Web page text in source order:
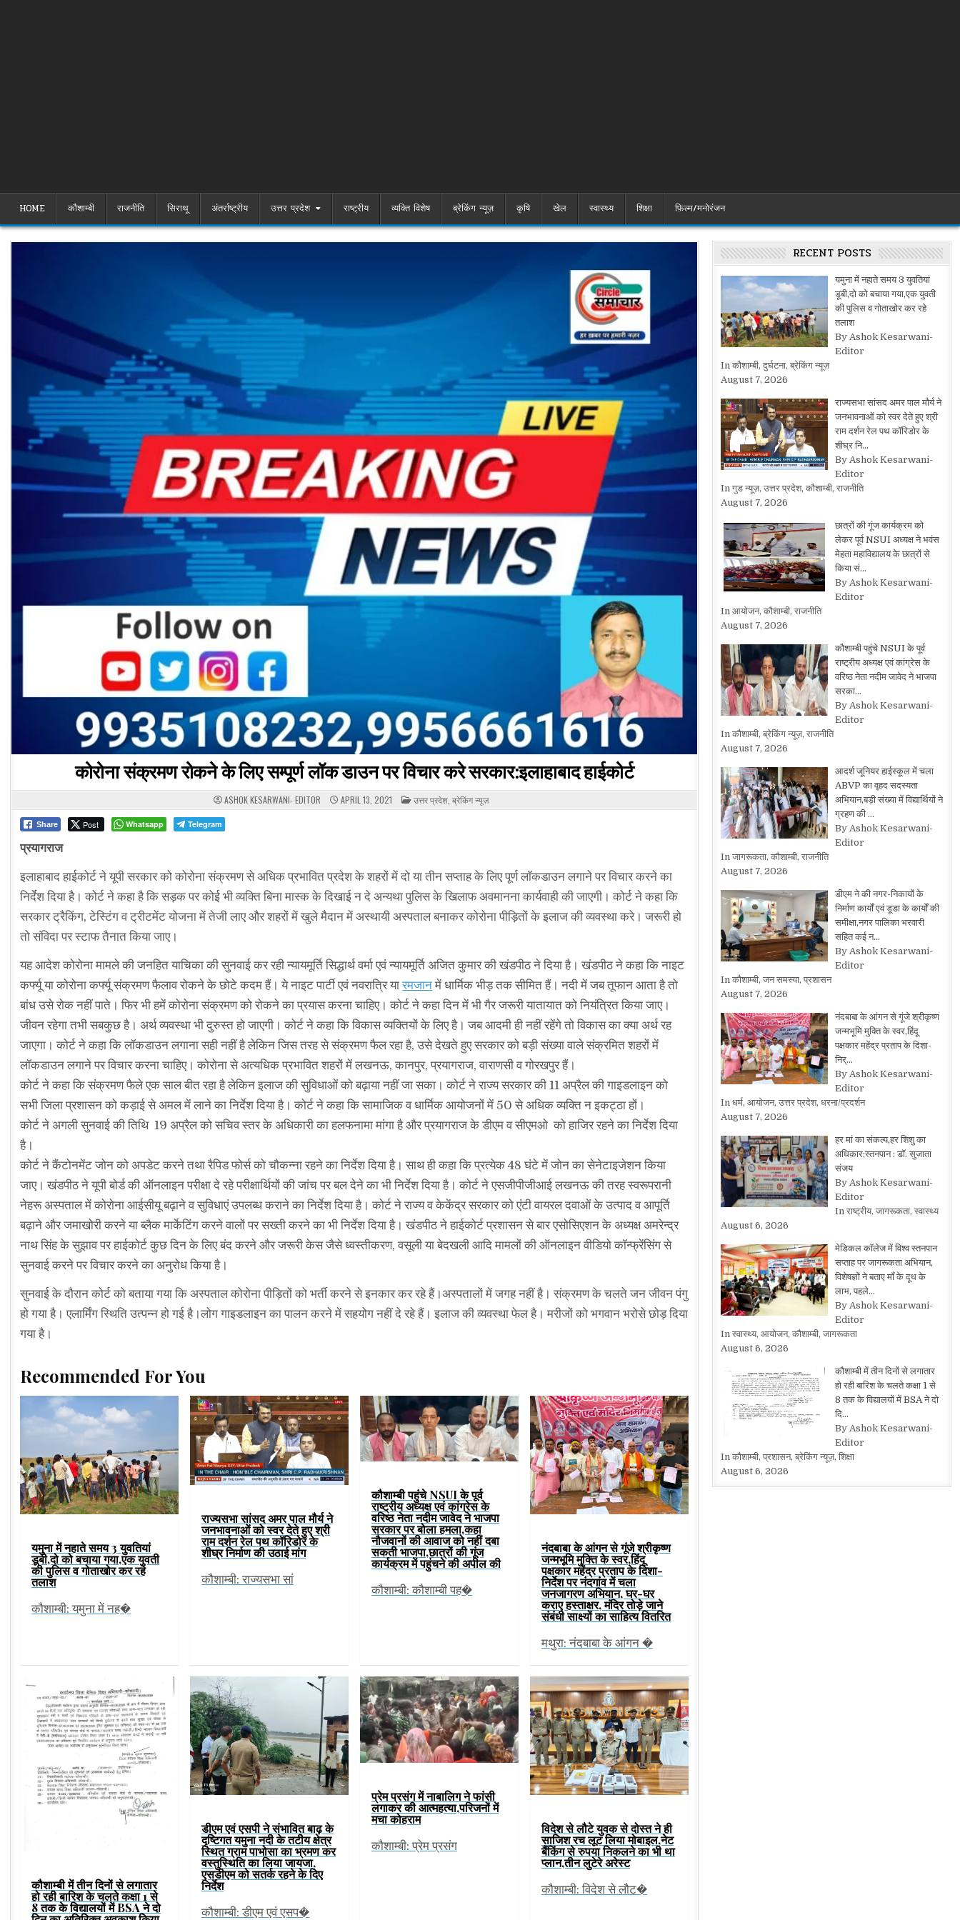
HOME कौशाम्बी राजनीति सिराथू अंतर्राष्ट्रीय उत्तर प्रदेश राष्ट्रीय व्यक्ति विशेष ब्रेकिंग न्यूज़ कृषि खेल स्वास्थ्य शिक्षा फ़िल्म/मनोरंजन
कोरोना संक्रमण रोकने के लिए सम्पूर्ण लॉक डाउन पर विचार करे सरकार:इलाहाबाद हाईकोर्ट
ASHOK KESARWANI- EDITOR APRIL 13, 2021 POSTED
IN
उत्तर प्रदेश, ब्रेकिंग न्यूज़
Share Post Whatsapp Telegram
प्रयागराज
इलाहाबाद हाईकोर्ट ने यूपी सरकार को कोरोना संक्रमण से अधिक प्रभावित प्रदेश के शहरों में दो या तीन सप्ताह के लिए पूर्ण लॉकडाउन लगाने पर विचार करने का
निर्देश दिया है। कोर्ट ने कहा है कि सड़क पर कोई भी व्यक्ति बिना मास्क के दिखाई न दे अन्यथा पुलिस के खिलाफ अवमानना कार्यवाही की जाएगी। कोर्ट ने कहा कि
सरकार ट्रैकिंग, टेस्टिंग व ट्रीटमेंट योजना में तेजी लाए और शहरों में खुले मैदान में अस्थायी अस्पताल बनाकर कोरोना पीड़ितों के इलाज की व्यवस्था करे। जरूरी हो
तो संविदा पर स्टाफ तैनात किया जाए।
यह आदेश कोरोना मामले की जनहित याचिका की सुनवाई कर रही न्यायमूर्ति सिद्धार्थ वर्मा एवं न्यायमूर्ति अजित कुमार की खंडपीठ ने दिया है। खंडपीठ ने कहा कि नाइट
कर्फ्यू या कोरोना कर्फ्यू संक्रमण फैलाव रोकने के छोटे कदम हैं। ये नाइट पार्टी एवं नवरात्रि यारमजानमें धार्मिक भीड़ तक सीमित हैं। नदी में जब तूफान आता है तो
बांध उसे रोक नहीं पाते। फिर भी हमें कोरोना संक्रमण को रोकने का प्रयास करना चाहिए। कोर्ट ने कहा दिन में भी गैर जरूरी यातायात को नियंत्रित किया जाए।
जीवन रहेगा तभी सबकुछ है। अर्थ व्यवस्था भी दुरुस्त हो जाएगी। कोर्ट ने कहा कि विकास व्यक्तियों के लिए है। जब आदमी ही नहीं रहेंगे तो विकास का क्या अर्थ रह
जाएगा। कोर्ट ने कहा कि लॉकडाउन लगाना सही नहीं है लेकिन जिस तरह से संक्रमण फैल रहा है, उसे देखते हुए सरकार को बड़ी संख्या वाले संक्रमित शहरों में
लॉकडाउन लगाने पर विचार करना चाहिए। कोरोना से अत्यधिक प्रभावित शहरों में लखनऊ, कानपुर, प्रयागराज, वाराणसी व गोरखपुर हैं।
कोर्ट ने कहा कि संक्रमण फैले एक साल बीत रहा है लेकिन इलाज की सुविधाओं को बढ़ाया नहीं जा सका। कोर्ट ने राज्य सरकार की 11 अप्रैल की गाइडलाइन को
सभी जिला प्रशासन को कड़ाई से अमल में लाने का निर्देश दिया है। कोर्ट ने कहा कि सामाजिक व धार्मिक आयोजनों में 50 से अधिक व्यक्ति न इकट्ठा हों।
कोर्ट ने अगली सुनवाई की तिथि 19 अप्रैल को सचिव स्तर के अधिकारी का हलफनामा मांगा है और प्रयागराज के डीएम व सीएमओ को हाजिर रहने का निर्देश दिया
है।
कोर्ट ने कैंटोनमेंट जोन को अपडेट करने तथा रैपिड फोर्स को चौकन्ना रहने का निर्देश दिया है। साथ ही कहा कि प्रत्येक 48 घंटे में जोन का सेनेटाइजेशन किया
जाए। खंडपीठ ने यूपी बोर्ड की ऑनलाइन परीक्षा दे रहे परीक्षार्थियों की जांच पर बल देने का भी निर्देश दिया है। कोर्ट ने एसजीपीजीआई लखनऊ की तरह स्वरूपरानी
नेहरू अस्पताल में कोरोना आईसीयू बढ़ाने व सुविधाएं उपलब्ध कराने का निर्देश दिया है। कोर्ट ने राज्य व केकेंद्र सरकार को एंटी वायरल दवाओं के उत्पाद व आपूर्ति
बढ़ाने और जमाखोरी करने या ब्लैक मार्केटिंग करने वालों पर सख्ती करने का भी निर्देश दिया है। खंडपीठ ने हाईकोर्ट प्रशासन से बार एसोसिएशन के अध्यक्ष अमरेन्द्र
नाथ सिंह के सुझाव पर हाईकोर्ट कुछ दिन के लिए बंद करने और जरूरी केस जैसे ध्वस्तीकरण, वसूली या बेदखली आदि मामलों की ऑनलाइन वीडियो कॉन्फ्रेंसिंग से
सुनवाई करने पर विचार करने का अनुरोध किया है।
सुनवाई के दौरान कोर्ट को बताया गया कि अस्पताल कोरोना पीड़ितों को भर्ती करने से इनकार कर रहे हैं।अस्पतालों में जगह नहीं है। संक्रमण के चलते जन जीवन पंगु
हो गया है। एलार्मिंग स्थिति उत्पन्न हो गई है।लोग गाइडलाइन का पालन करने में सहयोग नहीं दे रहे हैं। इलाज की व्यवस्था फेल है। मरीजों को भगवान भरोसे छोड़ दिया
गया है।
Recommended For You
यमुना में नहाते समय 3 युवतियां
डूबी,दो को बचाया गया,एक युवती
की पुलिस व गोताखोर कर रहे
तलाश
कौशाम्बी: यमुना में नह�
राज्यसभा सांसद अमर पाल मौर्य ने
जनभावनाओं को स्वर देते हुए श्री
राम दर्शन रेल पथ कॉरिडोर के
शीघ्र निर्माण की उठाई मांग
कौशाम्बी: राज्यसभा सां
कौशाम्बी पहुंचे NSUI के पूर्व
राष्ट्रीय अध्यक्ष एवं कांग्रेस के
वरिष्ठ नेता नदीम जावेद ने भाजपा
सरकार पर बोला हमला,कहा
नौजवानों की आवाज को नहीं दबा
सकती भाजपा,छात्रों की गूंज
कार्यक्रम में पहुंचने की अपील की
कौशाम्बी: कौशाम्बी पह�
नंदबाबा के आंगन से गूंजे श्रीकृष्ण
जन्मभूमि मुक्ति के स्वर,हिंदू
पक्षकार महेंद्र प्रताप के दिशा-
निर्देश पर नंदगांव में चला
जनजागरण अभियान, घर-घर
कराए हस्ताक्षर, मंदिर तोड़े जाने
संबंधी साक्ष्यों का साहित्य वितरित
मथुरा: नंदबाबा के आंगन �
कौशाम्बी में तीन दिनों से लगातार
हो रही बारिश के चलते कक्षा 1 से
8 तक के विद्यालयों में BSA ने दो
डीएम एवं एसपी ने संभावित बाढ़ के
दृष्टिगत यमुना नदी के तटीय क्षेत्र
स्थित ग्राम पाभोसा का भ्रमण कर
वस्तुस्थिति का लिया जायजा,
एसडीएम को सतर्क रहने के दिए
निर्देश
कौशाम्बी: डीएम एवं एसप�
प्रेम प्रसंग में नाबालिग ने फांसी
लगाकर की आत्महत्या,परिजनों में
मचा कोहराम
कौशाम्बी: प्रेम प्रसंग
विदेश से लौटे युवक से दोस्त ने ही
साजिश रच लूट लिया मोबाइल,नेट
बैंकिंग से रुपया निकलने का भी था
प्लान,तीन लुटेरे अरेस्ट
कौशाम्बी: विदेश से लौट�
RECENT POSTS
यमुना में नहाते समय 3 युवतियां
डूबी,दो को बचाया गया,एक युवती
की पुलिस व गोताखोर कर रहे
तलाश
By Ashok Kesarwani-
Editor
In कौशाम्बी, दुर्घटना, ब्रेकिंग न्यूज़
August 7, 2026
राज्यसभा सांसद अमर पाल मौर्य ने
जनभावनाओं को स्वर देते हुए श्री
राम दर्शन रेल पथ कॉरिडोर के
शीघ्र नि…
By Ashok Kesarwani-
Editor
In गुड न्यूज़, उत्तर प्रदेश, कौशाम्बी, राजनीति
August 7, 2026
छात्रों की गूंज कार्यक्रम को
लेकर पूर्व NSUI अध्यक्ष ने भवंस
मेहता महाविद्यालय के छात्रों से
किया सं…
By Ashok Kesarwani-
Editor
In आयोजन, कौशाम्बी, राजनीति
August 7, 2026
कौशाम्बी पहुंचे NSUI के पूर्व
राष्ट्रीय अध्यक्ष एवं कांग्रेस के
वरिष्ठ नेता नदीम जावेद ने भाजपा
सरका…
By Ashok Kesarwani-
Editor
In कौशाम्बी, ब्रेकिंग न्यूज़, राजनीति
August 7, 2026
आदर्श जूनियर हाईस्कूल में चला
ABVP का वृहद सदस्यता
अभियान,बड़ी संख्या में विद्यार्थियों ने
ग्रहण की …
By Ashok Kesarwani-
Editor
In जागरूकता, कौशाम्बी, राजनीति
August 7, 2026
डीएम ने की नगर-निकायों के
निर्माण कार्यों एवं डूडा के कार्यों की
समीक्षा,नगर पालिका भरवारी
सहित कई न…
By Ashok Kesarwani-
Editor
In कौशाम्बी, जन समस्या, प्रशासन
August 7, 2026
नंदबाबा के आंगन से गूंजे श्रीकृष्ण
जन्मभूमि मुक्ति के स्वर,हिंदू
पक्षकार महेंद्र प्रताप के दिशा-
निर्…
By Ashok Kesarwani-
Editor
In धर्म, आयोजन, उत्तर प्रदेश, धरना/प्रदर्शन
August 7, 2026
हर मां का संकल्प,हर शिशु का
अधिकार:स्तनपान : डॉ. सुजाता
संजय
By Ashok Kesarwani-
Editor
In राष्ट्रीय, जागरूकता, स्वास्थ्य
August 6, 2026
मेडिकल कॉलेज में विश्व स्तनपान
सप्ताह पर जागरूकता अभियान,
विशेषज्ञों ने बताए माँ के दूध के
लाभ, पहले…
By Ashok Kesarwani-
Editor
In स्वास्थ्य, आयोजन, कौशाम्बी, जागरूकता
August 6, 2026
कौशाम्बी में तीन दिनों से लगातार
हो रही बारिश के चलते कक्षा 1 से
8 तक के विद्यालयों में BSA ने दो
दि…
By Ashok Kesarwani-
Editor
In कौशाम्बी, प्रशासन, ब्रेकिंग न्यूज़, शिक्षा
August 6, 2026